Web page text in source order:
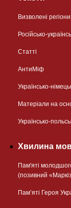
Визволені
Російсько-
Статті
АнтиМіф
Українсько-
Матеріали на
Українсько-
Хвилина
Пам'яті
(позивний
Пам’яті Героя